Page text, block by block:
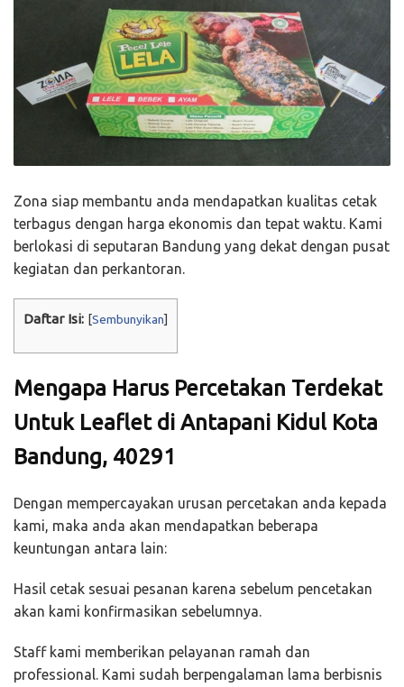
Zona siap membantu anda mendapatkan kualitas cetak
terbagus dengan harga ekonomis dan tepat waktu. Kami
berlokasi di seputaran Bandung yang dekat dengan pusat
kegiatan dan perkantoran.
Daftar Isi: [Sembunyikan]
Mengapa Harus Percetakan Terdekat
Untuk Leaflet di Antapani Kidul Kota
Bandung, 40291
Dengan mempercayakan urusan percetakan anda kepada
kami, maka anda akan mendapatkan beberapa
keuntungan antara lain:
Hasil cetak sesuai pesanan karena sebelum pencetakan
akan kami konfirmasikan sebelumnya.
Staff kami memberikan pelayanan ramah dan
professional. Kami sudah berpengalaman lama berbisnis